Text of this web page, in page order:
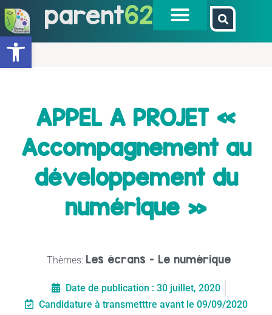
Ouvrir la barre d’outils
parent62
APPEL A PROJET «
Accompagnement au
développement du
numérique »
Thèmes: Les écrans - Le numérique
Date de publication : 30 juillet, 2020
Candidature à transmetttre avant le 09/09/2020